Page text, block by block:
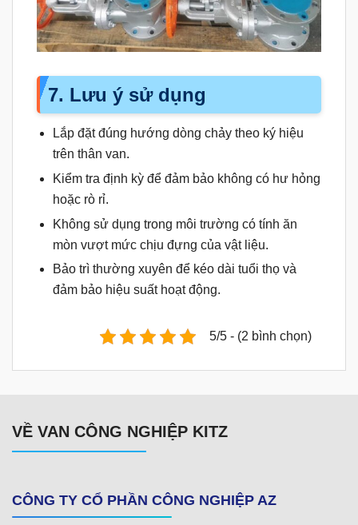
7. Lưu ý sử dụng
Lắp đặt đúng hướng dòng chảy theo ký hiệu
trên thân van.
Kiểm tra định kỳ để đảm bảo không có hư hỏng
hoặc rò rỉ.
Không sử dụng trong môi trường có tính ăn
mòn vượt mức chịu đựng của vật liệu.
Bảo trì thường xuyên để kéo dài tuổi thọ và
đảm bảo hiệu suất hoạt động.
5/5 - (2 bình chọn)
VỀ VAN CÔNG NGHIỆP KITZ
CÔNG TY CỔ PHẦN CÔNG NGHIỆP AZ